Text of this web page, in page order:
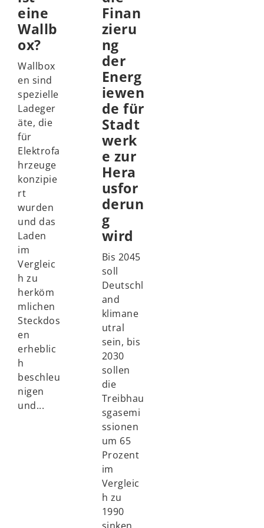
eine
Wallb
ox?
Wallbox
en sind
spezielle
Ladeger
äte, die
für
Elektrofa
hrzeuge
konzipie
rt
wurden
und das
Laden
im
Vergleic
h zu
herköm
mlichen
Steckdos
en
erheblic
h
beschleu
nigen
und...
Finan
zieru
ng
der
Energ
iewen
de für
Stadt
werk
e zur
Hera
usfor
derun
g
wird
Bis 2045
soll
Deutschl
and
klimane
utral
sein, bis
2030
sollen
die
Treibhau
sgasemi
ssionen
um 65
Prozent
im
Vergleic
h zu
1990